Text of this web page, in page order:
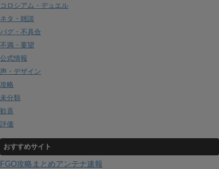
コロシアム・デュエル
ネタ・雑談
バグ・不具合
不満・要望
公式情報
声・デザイン
攻略
未分類
歓喜
評価
おすすめサイト
FGO攻略まとめアンテナ速報